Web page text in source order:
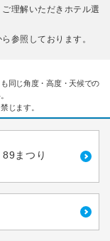
理解いただきホテル選
参照しております。
同じ角度・高度・天候での
じます。
まつり